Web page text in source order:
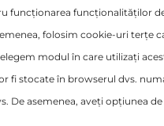
în tot ce facem și ne
că avem o
în domeniul
funcționarea funcționalităților
folosim cookie-uri terțe
modul în care utilizați
fi stocate în browserul dvs.
De asemenea, aveți opțiunea de